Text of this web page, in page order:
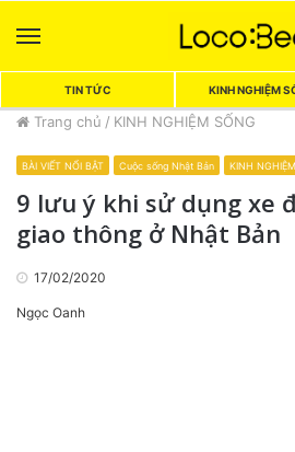
TIN TỨC KINH NGHIỆM
Trang chủ / KINH NGHIỆM SỐNG
BÀI VIẾT NỔI BẬT Cuộc sống Nhật Bản KINH
9 lưu ý khi sử dụng xe
giao thông ở Nhật Bản
17/02/2020
Ngọc Oanh